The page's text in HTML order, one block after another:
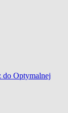
do Optymalnej